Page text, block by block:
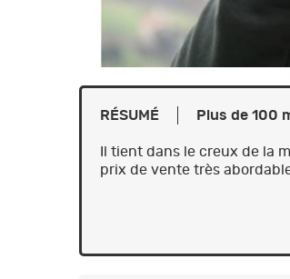
RÉSUMÉ Plus de 100
Il tient dans le creux de la
prix de vente très